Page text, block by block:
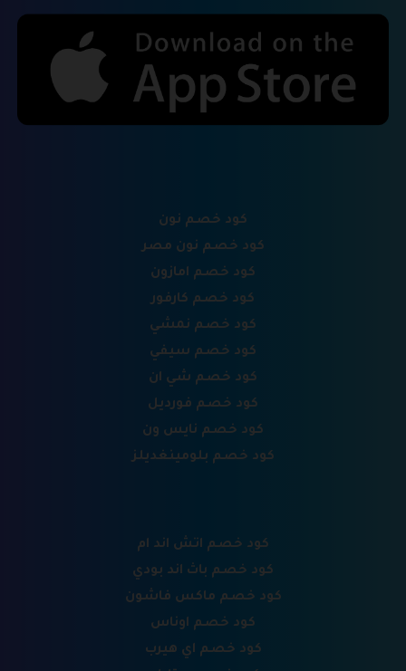
كود خصم نون
كود خصم نون مصر
كود خصم امازون
كود خصم كارفور
كود خصم نمشي
كود خصم سيفي
كود خصم شي ان
كود خصم فورديل
كود خصم نايس ون
كود خصم بلومينغديلز
كود خصم اتش اند ام
كود خصم باث اند بودي
كود خصم ماكس فاشون
كود خصم اوناس
كود خصم اي هيرب